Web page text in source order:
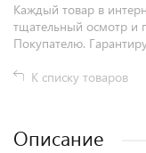
Каждый товар в
тщательный осмотр и
Покупателю.
К списку товаров
Описание